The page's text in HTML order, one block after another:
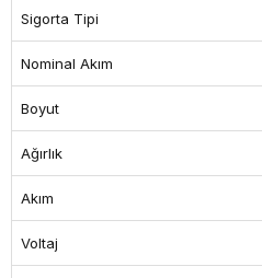
Sigorta Tipi
Nominal Akım
Boyut
Ağırlık
Akım
Voltaj